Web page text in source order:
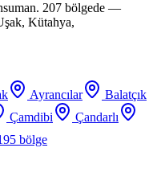
207 bölgede —
Kütahya,
Ayrancılar
Balatçık
Çamdibi
Çandarlı
bölge